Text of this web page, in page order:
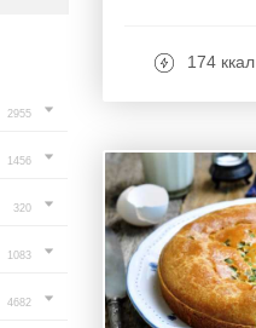
2955
1456
320
1083
4682
174 ккал